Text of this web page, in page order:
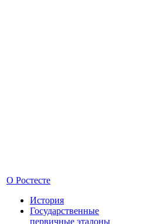
О Ростесте
История
Государственные
первичные эталоны